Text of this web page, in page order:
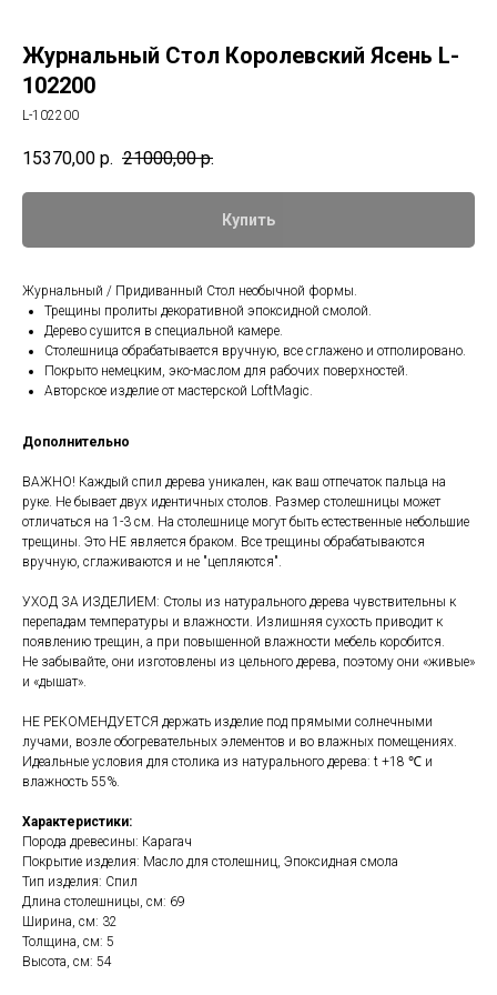
Журнальный Стол Королевский Ясень L-
102200
L-102200
15370,00 р. 21000,00 р.
Купить
Журнальный / Придиванный Стол необычной формы.
Трещины пролиты декоративной эпоксидной смолой.
Дерево сушится в специальной камере.
Столешница обрабатывается вручную, все сглажено и отполировано.
Покрыто немецким, эко-маслом для рабочих поверхностей.
Авторское изделие от мастерской LoftMagic.
Дополнительно
ВАЖНО! Каждый спил дерева уникален, как ваш отпечаток пальца на
руке. Не бывает двух идентичных столов. Размер столешницы может
отличаться на 1-3 см. На столешнице могут быть естественные небольшие
трещины. Это НЕ является браком. Все трещины обрабатываются
вручную, сглаживаются и не "цепляются".
УХОД ЗА ИЗДЕЛИЕМ: Столы из натурального дерева чувствительны к
перепадам температуры и влажности. Излишняя сухость приводит к
появлению трещин, а при повышенной влажности мебель коробится.
Не забывайте, они изготовлены из цельного дерева, поэтому они «живые»
и «дышат».
НЕ РЕКОМЕНДУЕТСЯ держать изделие под прямыми солнечными
лучами, возле обогревательных элементов и во влажных помещениях.
Идеальные условия для столика из натурального дерева: t +18 ℃ и
влажность 55%.
Характеристики:
Порода древесины: Карагач
Покрытие изделия: Масло для столешниц, Эпоксидная смола
Тип изделия: Спил
Длина столешницы, см: 69
Ширина, см: 32
Толщина, см: 5
Высота, см: 54